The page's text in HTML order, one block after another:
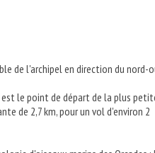
de l'archipel en direction du nord-
le point de départ de la plus
de 2,7 km, pour un vol d'environ 2